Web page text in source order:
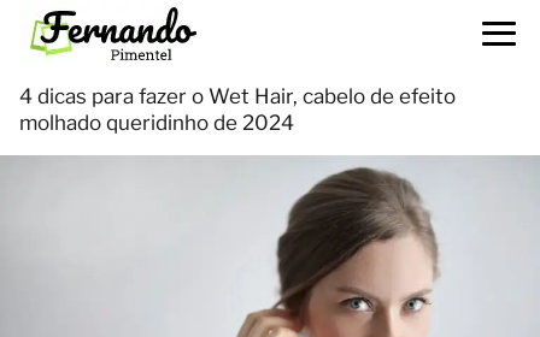
4 dicas para fazer o Wet Hair, cabelo de efeito
molhado queridinho de 2024